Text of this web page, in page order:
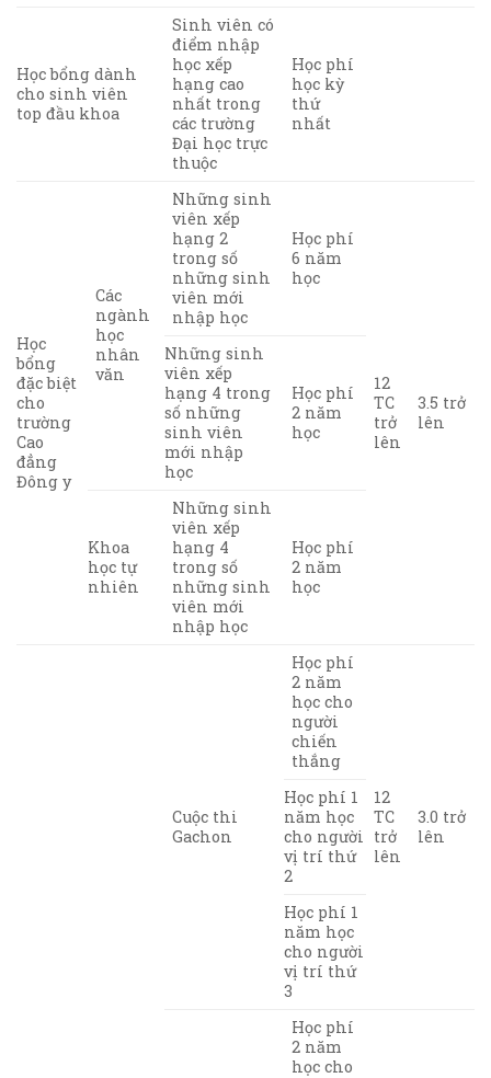
Học bổng dành
cho sinh viên
top đầu khoa
Sinh viên có
điểm nhập
học xếp
hạng cao
nhất trong
các trường
Đại học trực
thuộc
Học phí
học kỳ
thứ
nhất
Học
bổng
đặc biệt
cho
trường
Cao
đẳng
Đông y
Các
ngành
học
nhân
văn
Những sinh
viên xếp
hạng 2
trong số
những sinh
viên mới
nhập học
Học phí
6 năm
học
12
TC
trở
lên
3.5 trở
lên
Những sinh
viên xếp
hạng 4 trong
số những
sinh viên
mới nhập
học
Học phí
2 năm
học
Khoa
học tự
nhiên
Những sinh
viên xếp
hạng 4
trong số
những sinh
viên mới
nhập học
Học phí
2 năm
học
Cuộc thi
Gachon
Học phí
2 năm
học cho
người
chiến
thắng
12
TC
trở
lên
3.0 trở
lên
Học phí 1
năm học
cho người
vị trí thứ
2
Học phí 1
năm học
cho người
vị trí thứ
3
Học phí
2 năm
học cho